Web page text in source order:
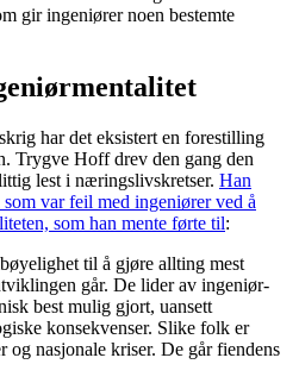
gir ingeniører noen bestemte
har det eksistert en forestilling
Trygve Hoff drev den gang den
lest i næringslivskretser. Han
var feil med ingeniører ved å
som han mente førte til:
til å gjøre allting mest
går. De lider av ingeniør-
best mulig gjort, uansett
konsekvenser. Slike folk er
nasjonale kriser. De går fiendens